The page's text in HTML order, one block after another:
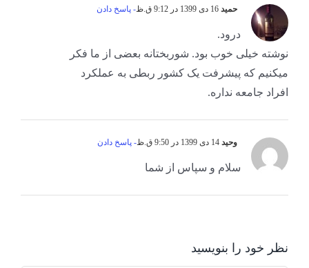
حمید - پاسخ دادن
درود.
نوشته خیلی خوب بود. شوربختانه بعضی از ما فکر
میکنیم که پیشرفت یک کشور ربطی به عملکرد
افراد جامعه نداره.
وحید - پاسخ دادن
سلام و سپاس از شما
نظر خود را بنویسید